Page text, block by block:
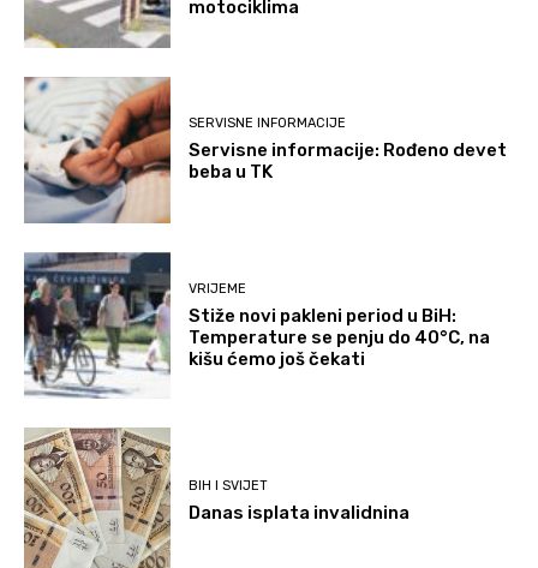
motociklima
SERVISNE INFORMACIJE
Servisne informacije: Rođeno devet
beba u TK
VRIJEME
Stiže novi pakleni period u BiH:
Temperature se penju do 40°C, na
kišu ćemo još čekati
BIH I SVIJET
Danas isplata invalidnina